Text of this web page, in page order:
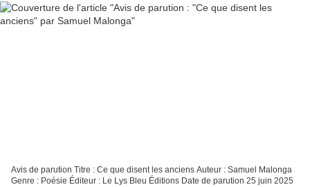
Avis de parution Titre : Ce que disent les anciens Auteur : Samuel Malonga
Genre : Poésie Éditeur : Le Lys Bleu Éditions Date de parution 25 juin 2025